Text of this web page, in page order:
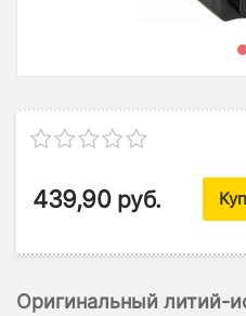
439,90 руб.
Оригинальный литий-